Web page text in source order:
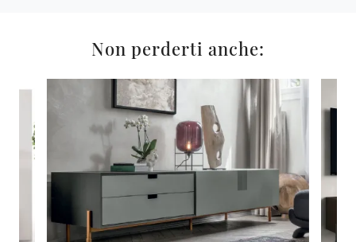
Non perderti anche: